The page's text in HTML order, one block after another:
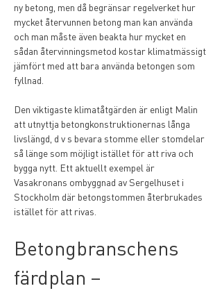
ny betong, men då begränsar regelverket hur
mycket återvunnen betong man kan använda
och man måste även beakta hur mycket en
sådan återvinningsmetod kostar klimatmässigt
jämfört med att bara använda betongen som
fyllnad.
Den viktigaste klimatåtgärden är enligt Malin
att utnyttja betongkonstruktionernas långa
livslängd, d v s bevara stomme eller stomdelar
så länge som möjligt istället för att riva och
bygga nytt. Ett aktuellt exempel är
Vasakronans ombyggnad av Sergelhuset i
Stockholm där betongstommen återbrukades
istället för att rivas.
Betongbranschens
färdplan –